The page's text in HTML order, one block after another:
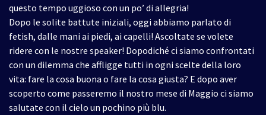
questo tempo uggioso con un po’ di allegria!
Dopo le solite battute iniziali, oggi abbiamo parlato di
fetish, dalle mani ai piedi, ai capelli! Ascoltate se volete
ridere con le nostre speaker! Dopodiché ci siamo confrontati
con un dilemma che affligge tutti in ogni scelte della loro
vita: fare la cosa buona o fare la cosa giusta? E dopo aver
scoperto come passeremo il nostro mese di Maggio ci siamo
salutate con il cielo un pochino più blu.